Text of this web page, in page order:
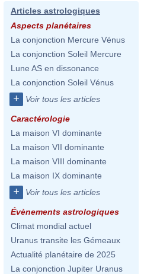
Articles astrologiques
Aspects planétaires
La conjonction Mercure Vénus
La conjonction Soleil Mercure
Lune AS en dissonance
La conjonction Soleil Vénus
+ Voir tous les articles
Caractérologie
La maison VI dominante
La maison VII dominante
La maison VIII dominante
La maison IX dominante
+ Voir tous les articles
Évènements astrologiques
Climat mondial actuel
Uranus transite les Gémeaux
Actualité planétaire de 2025
La conjonction Jupiter Uranus